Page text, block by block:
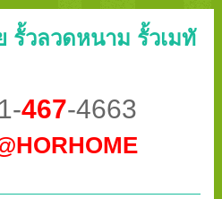
รั้วลวดหนาม รั้วเมทั
467-4663